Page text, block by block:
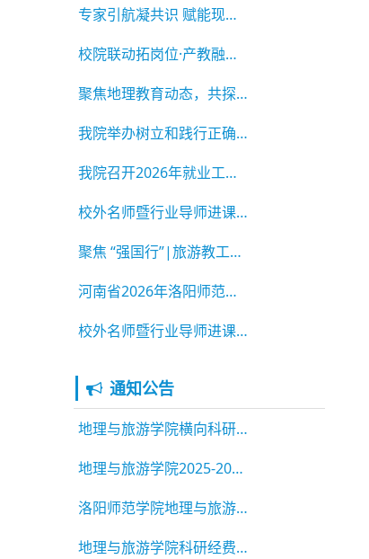
专家引航凝共识 赋能现代产业学院高质量建设
校院联动拓岗位·产教融合育英才 ——我院举办
聚焦地理教育动态，共探学术提质之道——杨娅娜
我院举办树立和践行正确政绩观学习教育读书班
我院召开2026年就业工作部署会
校外名师暨行业导师进课堂│融河洛文化于教学
聚焦 “强国行”|旅游教工党支部与MTA师生赴栾
河南省2026年洛阳师范学院新产业新业态（休闲农
校外名师暨行业导师进课堂│深化产教融合 助力
通知公告
地理与旅游学院横向科研项目立项公示
地理与旅游学院2025-2026学年 毕业生校级三好学生、三好学生标
洛阳师范学院地理与旅游学院2026年硕士研究生招生调剂公告
地理与旅游学院科研经费绩效公示